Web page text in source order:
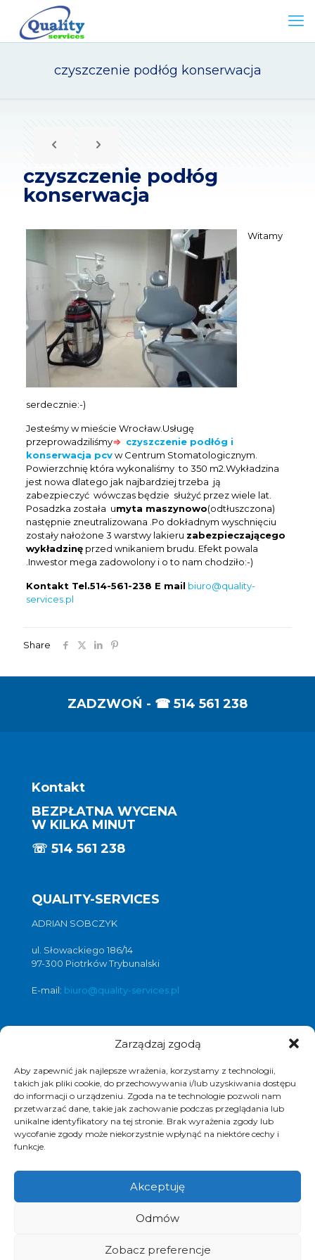
Zarządzaj zgodą
Aby zapewnić jak najlepsze wrażenia, korzystamy z technologii,
takich jak pliki cookie, do przechowywania i/lub uzyskiwania dostępu
do informacji o urządzeniu. Zgoda na te technologie pozwoli nam
przetwarzać dane, takie jak zachowanie podczas przeglądania lub
unikalne identyfikatory na tej stronie. Brak wyrażenia zgody lub
wycofanie zgody może niekorzystnie wpłynąć na niektóre cechy i
funkcje.
Akceptuję
Odmów
Zobacz preferencje
czyszczenie podłóg konserwacja
czyszczenie podłóg
konserwacja
Witamy
serdecznie:-)
Jesteśmy w mieście Wrocław.Usługę
przeprowadziliśmy⇒ czyszczenie podłóg i
konserwacja pcvw Centrum Stomatologicznym.
Powierzchnię która wykonaliśmy to 350 m2.Wykładzina
jest nowa dlatego jak najbardziej trzeba ją
zabezpieczyć wówczas będzie służyć przez wiele lat.
Posadzka została umyta maszynowo(odtłuszczona)
następnie zneutralizowana .Po dokładnym wyschnięciu
zostały nałożone 3 warstwy lakieru zabezpieczającego
wykładzinęprzed wnikaniem brudu. Efekt powala
.Inwestor mega zadowolony i o to nam chodziło:-)
Kontakt Tel.514-561-238 E mail biuro@quality-
services.pl
Share
ZADZWOŃ - ☎ 514 561 238
Kontakt
BEZPŁATNA WYCENA
W KILKA MINUT
☏ 514 561 238
QUALITY-SERVICES
ADRIAN SOBCZYK
ul. Słowackiego 186/14
97-300 Piotrków Trybunalski
E-mail: biuro@quality-services.pl
Oferta usług czyszczenia posadzek i
czyszczenie posadzek Warszawa,
czyszczenie posadzek Łódź,
czyszczenie posadzek Poznań,
czyszczenie posadzek Katowice,
czyszczenia obiektów, polimeryzacja posadzek.
piotrkow.pl